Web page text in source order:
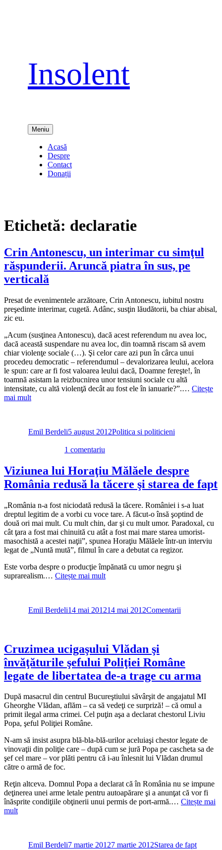
Insolent
Meniu
Acasă
Despre
Contact
Donații
Etichetă: declaratie
Crin Antonescu, un interimar cu simţul
răspunderii. Aruncă piatra în sus, pe
verticală
Presat de evenimentele arzătoare, Crin Antonescu, iubitul nostru
preşedinte interimar, cugetă. Adânc, susţin lăudătorii, ba chiar abisal,
zic eu.
„Acum (susţinea Antonescu), dacă acest referendum nu avea loc,
dacă această suspendare nu avea loc, din toamnă riscam să avem
chiar violenţe sociale (…). Şi celor care azi pun în cârca unui
procedeu democratic – referendumul – devalorizarea leului, acelora
le spun: care ar fi fost valoarea leului dacă, Doamne fereşte!, în
toamnă asistam la reizbucnirea unor tensiuni sociale cu altă
intensitate, cu altă violenţă decât au fost ele în ianuarie?”.… Citește
mai mult
Emil Berdeli5 august 2012Politica si politicieni
1 comentariu
Antonescu,
un
interimar
simţul
răspunderii.
Aruncă
piatra
în
sus,
verticală
Viziunea lui Horaţiu Mălăele despre
România redusă la tăcere şi starea de fapt
„România n-a fost niciodată redusă la tăcere. României i s-a luat
dreptul legitim de a vorbi cu voce tare. A făcut-o însă şoptind de
două ori mai mult. Cu mult chin, dar şi cu mult umor. Paradoxal, cu
cât ţara a fost mai chinuită cu atât a fost mai mare starea umorist-
masochistă a acestei naţii”, spunea Horaţiu Mălăele într-un interviu
legat de „Nuntă mută”, filmul în care a debutat ca regizor.
Este vorba despre o producţie împănată cu umor negru şi
suprarealism.… Citește mai mult
Emil Berdeli14 mai 201214 mai 2012Comentarii
Cruzimea ucigaşului Vlădan şi
învăţăturile şefului Poliţiei Române
legate de libertatea de-a trage cu arma
După masacrul din centrul Bucureştiului săvârşit de angajatul MI
Gheorghe Vlădan, aflăm – ca să vedeţi ce surpriză! – că omul a
primit ilegal arma crimei. Cel puţin aşa a declarat chestorul Liviu
Popa, şeful Poliţiei Române.
N-am să insist asupra blă-bla-blă-urilor aceluiaşi chestor legate de
vinovaţii din poliţie care – după cum se jură Popa pe cascheta sa de
şef cel mare – vor plăti pentru că i-au înlesnit lui Vlădan drumul
către o armă de foc.
Reţin altceva. Domnul Popa a declarat că în România nu se impune
deţinerea unei arme letale pentru autoapărare şi a anunţat că vor fi
înăsprite condiţiile obţinerii unui permis de port-armă.… Citește mai
mult
Emil Berdeli7 martie 20127 martie 2012Starea de fapt